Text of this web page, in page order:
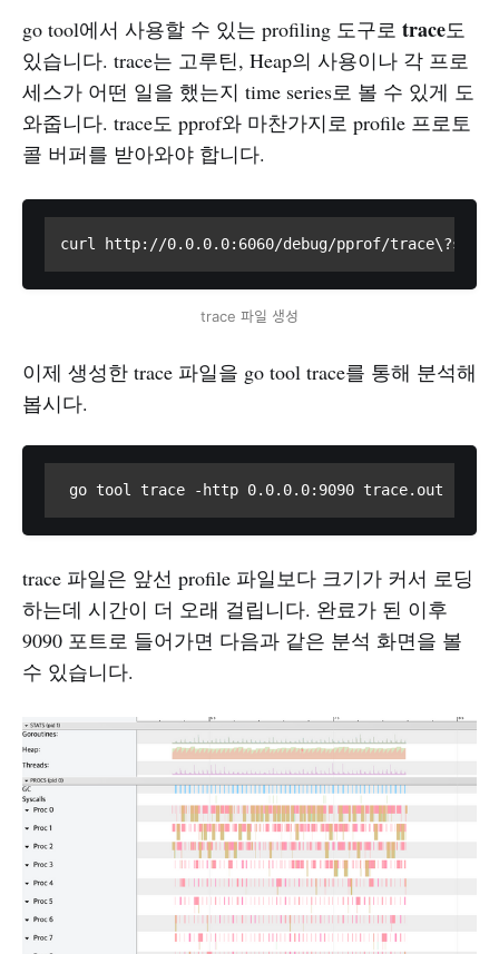
go tool에서 사용할 수 있는 profiling 도구로 trace도
있습니다. trace는 고루틴, Heap의 사용이나 각 프로
세스가 어떤 일을 했는지 time series로 볼 수 있게 도
와줍니다. trace도 pprof와 마찬가지로 profile 프로토
콜 버퍼를 받아와야 합니다.
curl http://0.0.0.0:6060/debug/pprof/
trace 파일 생성
이제 생성한 trace 파일을 go tool trace를 통해 분석해
봅시다.
go tool trace -http 0.0.0.0:9090 trace.out
trace 파일은 앞선 profile 파일보다 크기가 커서 로딩
하는데 시간이 더 오래 걸립니다. 완료가 된 이후
9090 포트로 들어가면 다음과 같은 분석 화면을 볼
수 있습니다.